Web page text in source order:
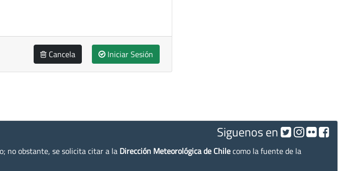
Cancela Iniciar Sesión
Siguenos en
no obstante, se solicita citar a la Dirección Meteorológica de Chilecomo la fuente de la